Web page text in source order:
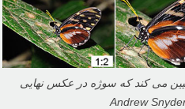
می کند که سوژه در عکس نهایی